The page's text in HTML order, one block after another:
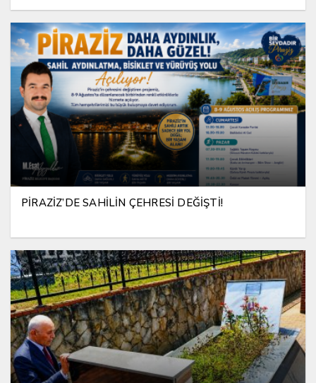
PİRAZİZ’DE SAHİLİN ÇEHRESİ DEĞİŞTİ!